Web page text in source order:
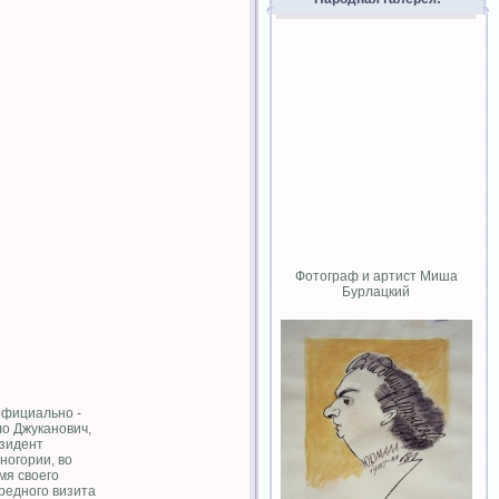
-
Джуканович,
во
своего
визита
Фотограф и артист Миша
Бурлацкий